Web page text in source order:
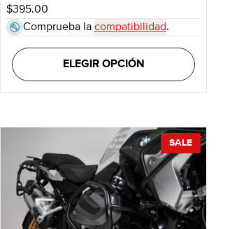
$395.00
Comprueba la compatibilidad.
ELEGIR OPCIÓN
SALE